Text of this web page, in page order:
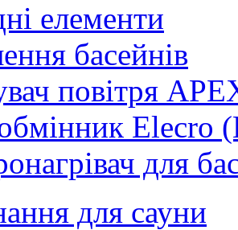
елементи
басейнів
повітря
Elecro
для
для сауни